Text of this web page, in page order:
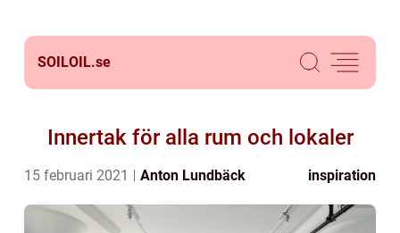
SOILOIL.se
Innertak för alla rum och lokaler
15 februari 2021 Anton Lundbäck inspiration